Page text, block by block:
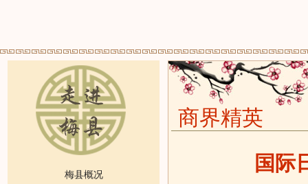
梅县概况
商界精英
国际